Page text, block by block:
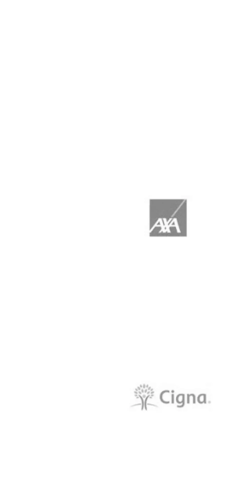
AXA Salud
Cigna Insurance
Company of
Europe, S.A.